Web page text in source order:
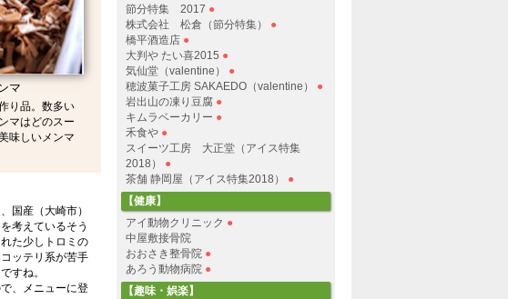
節分特集 2017 ●
株式会社 松倉（節分特集）
●
橋平酒造店 ●
大判や たい喜2015 ●
気仙堂（valentine）
●
穂波菓子工房 SAKAEDO（valentine）
●
岩出山の凍り豆腐 ●
キムラベーカリー ●
禾食や ●
スイーツ工房 大正堂（アイス特集
2018）
●
茶舗 静岡屋（アイス特集2018）
●
【健康】
アイ動物クリニック ●
中屋敷接骨院
おおさき整骨院 ●
あろう動物病院 ●
【趣味・娯楽】